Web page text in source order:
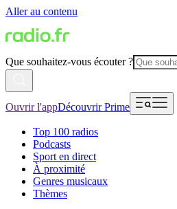
Aller au contenu
Que souhaitez-vous écouter ?
Ouvrir l'appDécouvrir Prime
Top 100 radios
Podcasts
Sport en direct
À proximité
Genres musicaux
Thèmes